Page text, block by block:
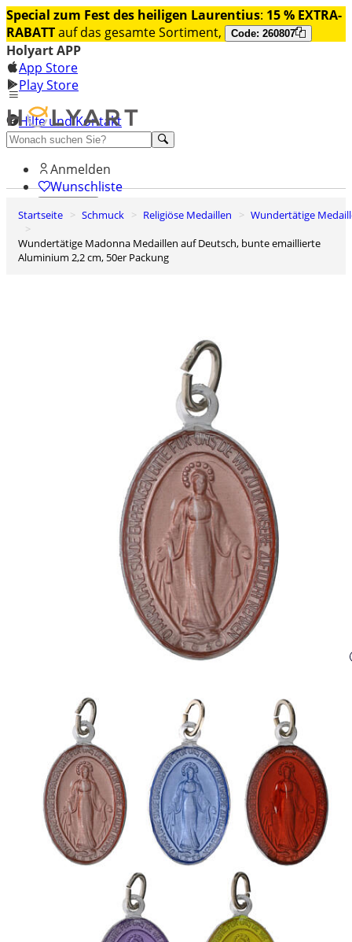
Special zum Fest des heiligen Laurentius: 15 % EXTRA-
RABATTauf das gesamte Sortiment, Code: 260807
Holyart APP
App Store
Play Store
Hilfe und Kontakt
Entdecken Sie Premium
Anmelden
Wunschliste
0
Startseite Schmuck Religiöse Medaillen
Wundertätige
Wundertätige Madonna Medaillen auf Deutsch, bunte emaillierte
Aluminium 2,2 cm, 50er Packung